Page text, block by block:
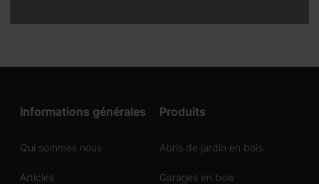
Informations générales
Qui sommes nous
Articles
Produits
Abris de jardin en bois
Garages en bois